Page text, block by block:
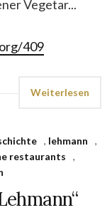
Vegetar...
409
Weiterlesen
, lehmann
,
restaurants
,